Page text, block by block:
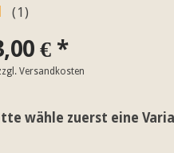
( 1)
€ *
Versandkosten
wähle zuerst eine